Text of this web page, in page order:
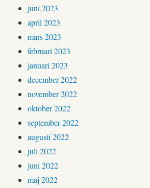
juni 2023
april 2023
mars 2023
februari 2023
januari 2023
december 2022
november 2022
oktober 2022
september 2022
augusti 2022
juli 2022
juni 2022
maj 2022